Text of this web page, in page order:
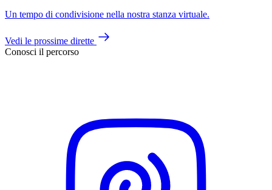
Un tempo di condivisione nella nostra stanza virtuale.
Vedi le prossime dirette
Conosci il percorso